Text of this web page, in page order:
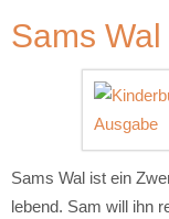
Sams Wal
Sams Wal ist ein
lebend. Sam will ihn